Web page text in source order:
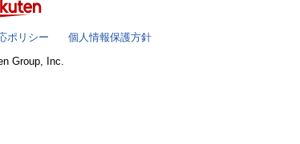
ポリシー
個人情報保護方針
Group, Inc.